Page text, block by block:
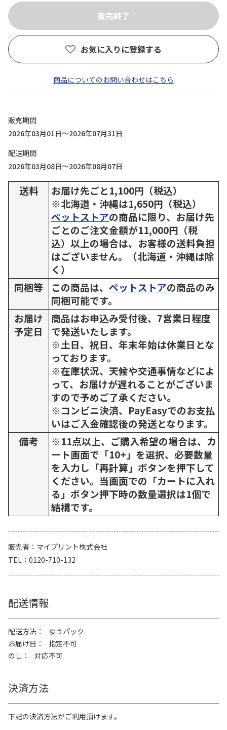
お気に入りに登録する
商品についてのお問い合わせはこちら
販売期間
2026年03月01日～2026年07月31日
配送期間
2026年03月08日～2026年08月07日
送料
お届け先ごと1,100円（税込）
※北海道・沖縄は1,650円（税込）
ペットストアの商品に限り、お届け先
ごとのご注文金額が11,000円（税
込）以上の場合は、お客様の送料負担
はございません。（北海道・沖縄は除
く）
同梱等
この商品は、 ペットストアの商品のみ
同梱可能です。
お届け
予定日
商品はお申込み受付後、7営業日程度
で発送いたします。
※土日、祝日、年末年始は休業日とな
っております。
※在庫状況、天候や交通事情などによ
って、お届けが遅れることがございま
すので予めご了承ください。
※コンビニ決済、PayEasyでのお支払
いはご入金確認後の発送となります。
備考
※11点以上、ご購入希望の場合は、カ
ート画面で「10+」を選択、必要数量
を入力し「再計算」ボタンを押下して
ください。当画面での「カートに入れ
る」ボタン押下時の数量選択は1個で
結構です。
販売者
マイプリント株式会社
TEL
0120-710-132
配送情報
配送方法
ゆうパック
お届け日
指定不可
のし
対応不可
決済方法
下記の決済方法がご利用頂けます。